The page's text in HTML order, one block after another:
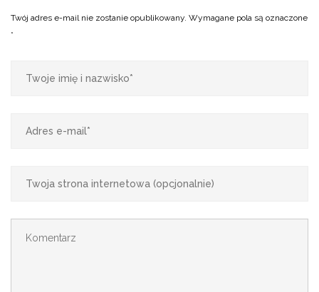
Twój adres e-mail nie zostanie opublikowany. Wymagane pola są oznaczone
*